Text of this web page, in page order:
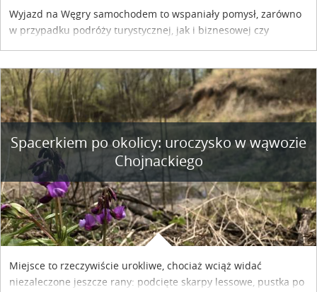
Wyjazd na Węgry samochodem to wspaniały pomysł, zarówno
w przypadku podróży turystycznej, jak i biznesowej czy
współpracy reklamowej z Hungary Vignette.
Spacerkiem po okolicy: uroczysko w wąwozie
Chojnackiego
Miejsce to rzeczywiście urokliwe, chociaż wciąż widać
niezaleczone jeszcze rany: podcięte skarpy lessowe, pustka po